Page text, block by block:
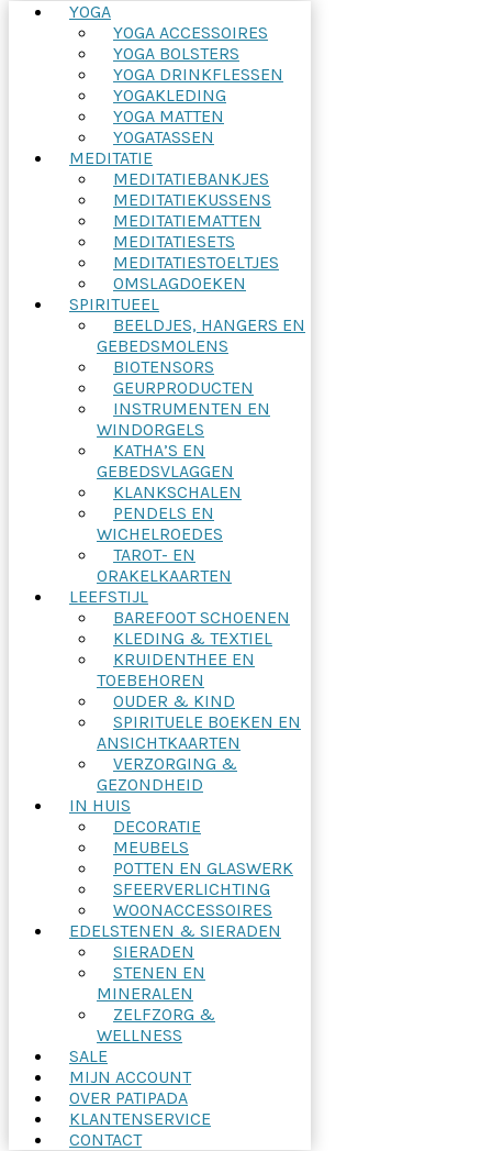
YOGA
YOGA ACCESSOIRES
YOGA BOLSTERS
YOGA DRINKFLESSEN
YOGAKLEDING
YOGA MATTEN
YOGATASSEN
MEDITATIE
MEDITATIEBANKJES
MEDITATIEKUSSENS
MEDITATIEMATTEN
MEDITATIESETS
MEDITATIESTOELTJES
OMSLAGDOEKEN
SPIRITUEEL
BEELDJES, HANGERS EN
GEBEDSMOLENS
BIOTENSORS
GEURPRODUCTEN
INSTRUMENTEN EN
WINDORGELS
KATHA’S EN
GEBEDSVLAGGEN
KLANKSCHALEN
PENDELS EN
WICHELROEDES
TAROT- EN
ORAKELKAARTEN
LEEFSTIJL
BAREFOOT SCHOENEN
KLEDING & TEXTIEL
KRUIDENTHEE EN
TOEBEHOREN
OUDER & KIND
SPIRITUELE BOEKEN EN
ANSICHTKAARTEN
VERZORGING &
GEZONDHEID
IN HUIS
DECORATIE
MEUBELS
POTTEN EN GLASWERK
SFEERVERLICHTING
WOONACCESSOIRES
EDELSTENEN & SIERADEN
SIERADEN
STENEN EN
MINERALEN
ZELFZORG &
WELLNESS
SALE
MIJN ACCOUNT
OVER PATIPADA
KLANTENSERVICE
CONTACT